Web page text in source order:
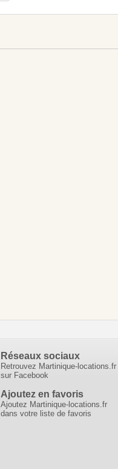
Réseaux sociaux
Retrouvez Martinique-locations.fr
sur Facebook
Ajoutez en favoris
Ajoutez Martinique-locations.fr
dans votre liste de favoris